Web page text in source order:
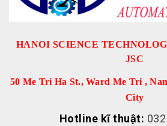
HANOI SCIENCE
JSC
50 Me Tri Ha St., Ward Me Tri ,
City
Hotline kĩ thuật: